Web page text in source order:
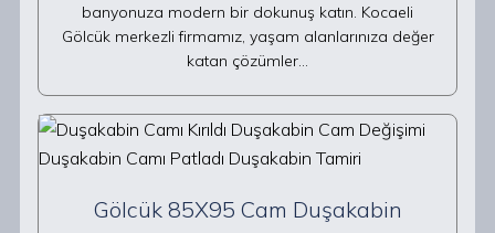
banyonuza modern bir dokunuş katın. Kocaeli
Gölcük merkezli firmamız, yaşam alanlarınıza değer
katan çözümler…
Gölcük 85X95 Cam Duşakabin